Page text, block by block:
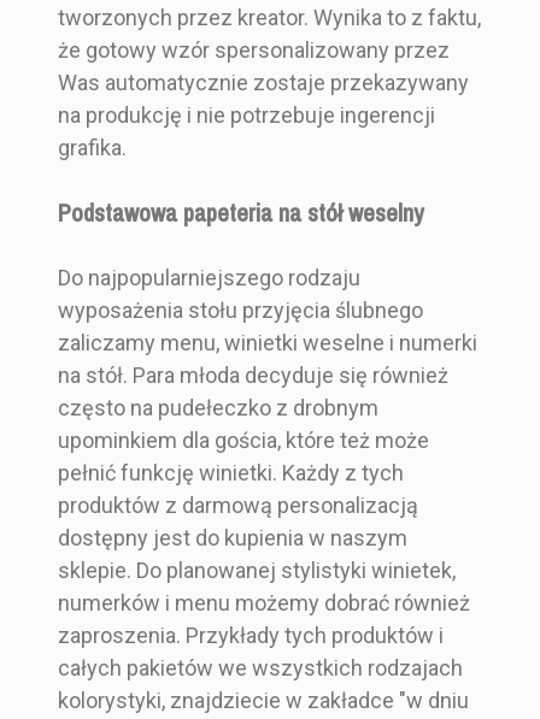
tworzonych przez kreator. Wynika to z faktu,
że gotowy wzór spersonalizowany przez
Was automatycznie zostaje przekazywany
na produkcję i nie potrzebuje ingerencji
grafika.
Podstawowa papeteria na stół weselny
Do najpopularniejszego rodzaju
wyposażenia stołu przyjęcia ślubnego
zaliczamy menu, winietki weselne i numerki
na stół. Para młoda decyduje się również
często na pudełeczko z drobnym
upominkiem dla gościa, które też może
pełnić funkcję winietki. Każdy z tych
produktów z darmową personalizacją
dostępny jest do kupienia w naszym
sklepie. Do planowanej stylistyki winietek,
numerków i menu możemy dobrać również
zaproszenia. Przykłady tych produktów i
całych pakietów we wszystkich rodzajach
kolorystyki, znajdziecie w zakładce "w dniu